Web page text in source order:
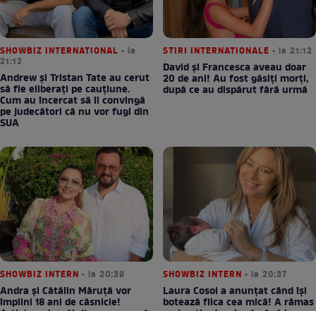
SHOWBIZ INTERNATIONAL • la
21:12
Andrew și Tristan Tate au cerut
să fie eliberați pe cauțiune.
Cum au încercat să îi convingă
pe judecători că nu vor fugi din
SUA
STIRI INTERNATIONALE • la 21:12
David și Francesca aveau doar
20 de ani! Au fost găsiți morți,
după ce au dispărut fără urmă
SHOWBIZ INTERN • la 20:39
Andra și Cătălin Măruță vor
împlini 18 ani de căsnicie!
SHOWBIZ INTERN • la 20:37
Laura Cosoi a anunțat când își
botează fiica cea mică! A rămas